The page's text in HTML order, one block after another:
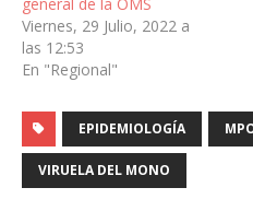
Viernes, 29 Julio, 2022 a
las 12:53
En "Regional"
EPIDEMIOLOGÍA
VIRUELA DEL MONO